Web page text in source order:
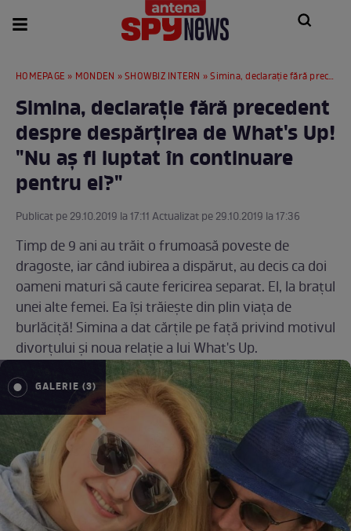
HOMEPAGE » MONDEN »SHOWBIZ INTERN » Simina, declaraţie fără precedent despre despărţirea de What's Up! "Nu aş fi luptat în continuare pentru el?"
Simina, declaraţie fără precedent
despre despărţirea de What's Up!
"Nu aş fi luptat în continuare
pentru el?"
Publicat pe 29.10.2019 la 17:11 Actualizat pe 29.10.2019 la 17:36
Timp de 9 ani au trăit o frumoasă poveste de
dragoste, iar când iubirea a dispărut, au decis ca doi
oameni maturi să caute fericirea separat. El, la braţul
unei alte femei. Ea îşi trăieşte din plin viaţa de
burlăciţă! Simina a dat cărţile pe faţă privind motivul
divorţului şi noua relaţie a lui What's Up.
GALERIE (3)